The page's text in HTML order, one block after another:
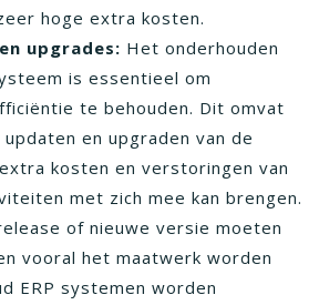
hoge extra kosten.
upgrades: Het onderhouden
is essentieel om
te behouden. Dit omvat
en upgraden van de
kosten en verstoringen van
met zich mee kan brengen.
of nieuwe versie moeten
vooral het maatwerk worden
ERP systemen worden